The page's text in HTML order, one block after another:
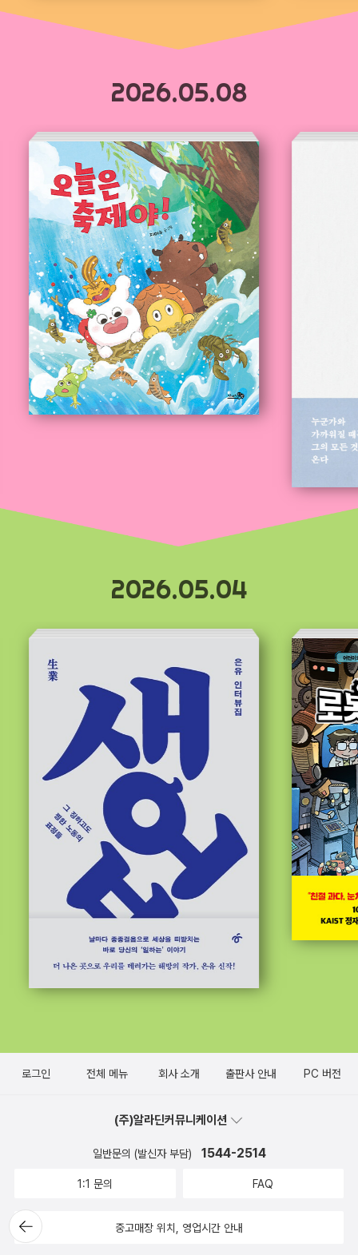
2026.05.08
2026.05.04
뒤로가
기
로그인 전체 메뉴 회사 소개 출판사 안내 PC 버전
(주)알라딘커뮤니케이션
일반문의 (발신자 부담) 1544-2514
1:1 문의 FAQ
중고매장 위치, 영업시간 안내